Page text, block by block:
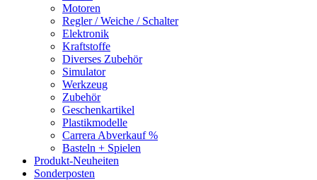
Motoren
Regler / Weiche / Schalter
Elektronik
Kraftstoffe
Diverses Zubehör
Simulator
Werkzeug
Zubehör
Geschenkartikel
Plastikmodelle
Carrera Abverkauf %
Basteln + Spielen
Produkt-Neuheiten
Sonderposten